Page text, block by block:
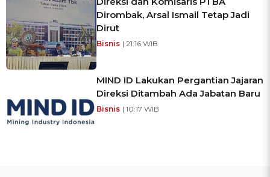
Dirombak, Arsal Ismail Tetap Jadi
Dirut
Bisnis | 21:16 WIB
MIND ID Lakukan Pergantian Jajaran
Direksi Ditambah Ada Jabatan Baru
Bisnis | 10:17 WIB